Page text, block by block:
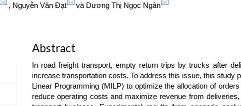
, Nguyễn Văn Đạt và Dương Thị Ngọc Ngân
Abstract
In road freight transport, empty return trips by trucks after
increase transportation costs. To address this issue, this study
Linear Programming (MILP) to optimize the allocation of
reduce operating costs and maximize revenue from